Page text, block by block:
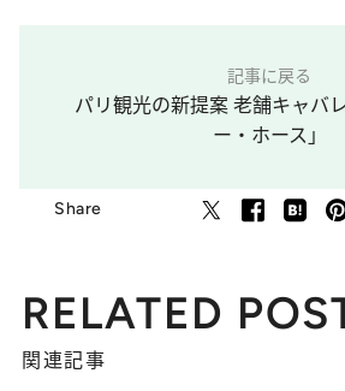
記事に戻る
パリ観光の新提案 老舗キャバ
ー・ホース」
Share
RELATED
関連記事